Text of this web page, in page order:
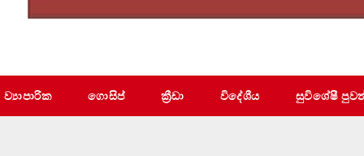
ව්‍යාපාරික ගොසිප් ක්‍රීඩා විදේශීය සුවිශේෂී